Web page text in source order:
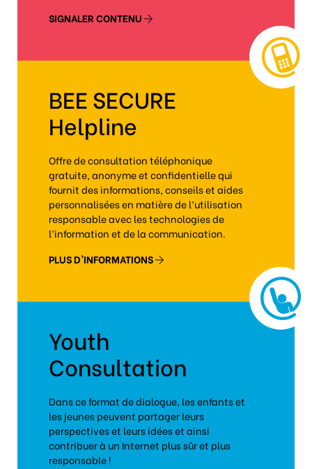
SIGNALER CONTENU
BEE SECURE
Helpline
Offre de consultation téléphonique
gratuite, anonyme et confidentielle qui
fournit des informations, conseils et aides
personnalisées en matière de l’utilisation
responsable avec les technologies de
l’information et de la communication.
PLUS D'INFORMATIONS
Youth
Consultation
Dans ce format de dialogue, les enfants et
les jeunes peuvent partager leurs
perspectives et leurs idées et ainsi
contribuer à un Internet plus sûr et plus
responsable !